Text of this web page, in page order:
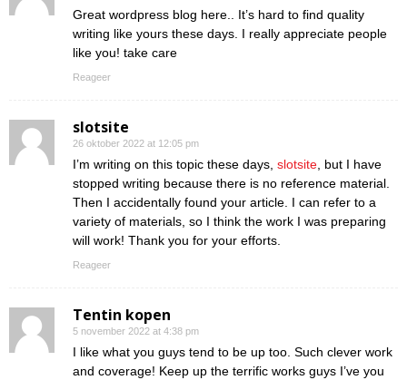
Great wordpress blog here.. It’s hard to find quality
writing like yours these days. I really appreciate people
like you! take care
Reageer
slotsite
26 oktober 2022 at 12:05 pm
I’m writing on this topic these days, slotsite , but I have
stopped writing because there is no reference material.
Then I accidentally found your article. I can refer to a
variety of materials, so I think the work I was preparing
will work! Thank you for your efforts.
Reageer
Tentin kopen
5 november 2022 at 4:38 pm
I like what you guys tend to be up too. Such clever work
and coverage! Keep up the terrific works guys I’ve you